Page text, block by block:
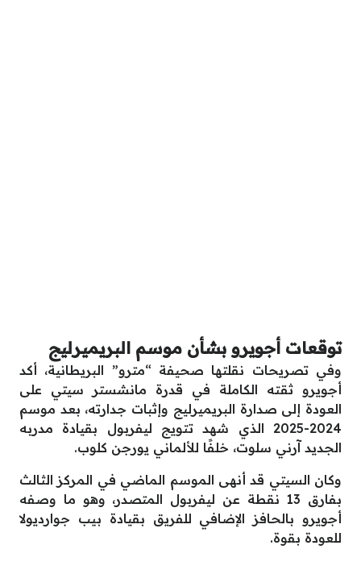
توقعات أجويرو بشأن موسم البريميرليج
وفي تصريحات نقلتها صحيفة “مترو” البريطانية، أكد
أجويرو ثقته الكاملة في قدرة مانشستر سيتي على
العودة إلى صدارة البريميرليج وإثبات جدارته، بعد موسم
2024-2025 الذي شهد تتويج ليفربول بقيادة مدربه
الجديد آرني سلوت، خلفًا للألماني يورجن كلوب.
وكان السيتي قد أنهى الموسم الماضي في المركز الثالث
بفارق 13 نقطة عن ليفربول المتصدر، وهو ما وصفه
أجويرو بالحافز الإضافي للفريق بقيادة بيب جوارديولا
للعودة بقوة.